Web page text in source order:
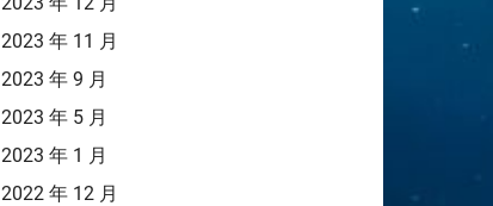
2023 年 11 月
2023 年 9 月
2023 年 5 月
2023 年 1 月
2022 年 12 月